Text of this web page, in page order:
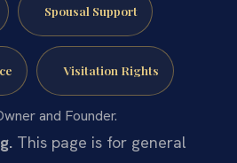
Spousal Support
Visitation Rights
and Founder.
This page is for general